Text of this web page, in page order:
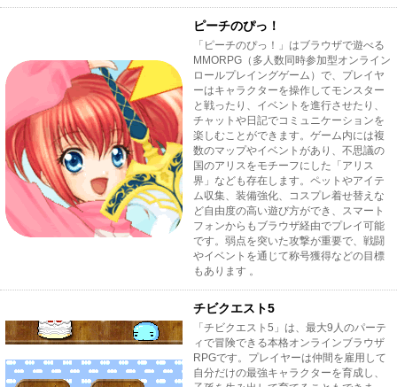
ピーチのぴっ！
「ピーチのぴっ！」はブラウザで遊べる
MMORPG（多人数同時参加型オンライン
ロールプレイングゲーム）で、プレイヤ
ーはキャラクターを操作してモンスター
と戦ったり、イベントを進行させたり、
チャットや日記でコミュニケーションを
楽しむことができます。ゲーム内には複
数のマップやイベントがあり、不思議の
国のアリスをモチーフにした「アリス
界」なども存在します。ペットやアイテ
ム収集、装備強化、コスプレ着せ替えな
ど自由度の高い遊び方ができ、スマート
フォンからもブラウザ経由でプレイ可能
です。弱点を突いた攻撃が重要で、戦闘
やイベントを通じて称号獲得などの目標
もあります 。
チビクエスト5
「チビクエスト5」は、最大9人のパーテ
ィで冒険できる本格オンラインブラウザ
RPGです。プレイヤーは仲間を雇用して
自分だけの最強キャラクターを育成し、